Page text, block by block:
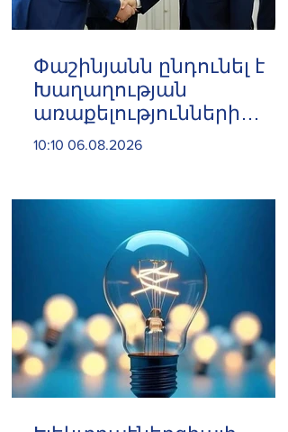
Փաշինյանն ընդունել է
Խաղաղության
առաքելությունների
հարցերով ԱՄՆ հատուկ
Լայթսթոունին և
Կոնստանտին Սոկոլովին
10:10 06.08.2026